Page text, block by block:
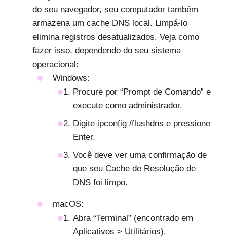
do seu navegador, seu computador também
armazena um cache DNS local. Limpá-lo
elimina registros desatualizados. Veja como
fazer isso, dependendo do seu sistema
operacional:
Windows:
Procure por “Prompt de Comando” e
execute como administrador.
Digite ipconfig /flushdns e pressione
Enter.
Você deve ver uma confirmação de
que seu Cache de Resolução de
DNS foi limpo.
macOS:
Abra “Terminal” (encontrado em
Aplicativos > Utilitários).